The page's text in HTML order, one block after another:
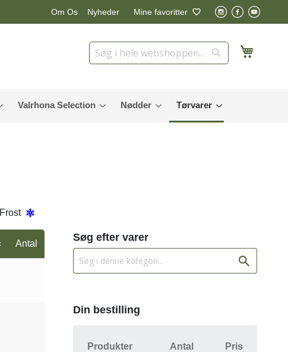
Om Os Nyheder Mine favoritter
Søg
Søg
Valrhona Selection Nødder Tørvarer
Frost
Antal
Søg efter varer
Din bestilling
Produkter Antal Pris